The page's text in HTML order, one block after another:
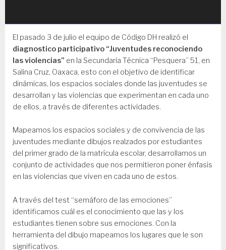
El pasado 3 de julio el equipo de Código DH realizó el
diagnostico participativo “Juventudes reconociendo
las violencias” en la Secundaria Técnica “Pesquera” 51, en
Salina Cruz, Oaxaca, esto con el objetivo de identificar
dinámicas, los espacios sociales donde las juventudes se
desarrollan y las violencias que experimentan en cada uno
de ellos, a través de diferentes actividades.
Mapeamos los espacios sociales y de convivencia de las
juventudes mediante dibujos realzados por estudiantes
del primer grado de la matrícula escolar, desarrollamos un
conjunto de actividades que nos permitieron poner énfasis
en las violencias que viven en cada uno de estos.
A través del test “semáforo de las emociones”
identificamos cuál es el conocimiento que las y los
estudiantes tienen sobre sus emociones. Con la
herramienta del dibujo mapeamos los lugares que le son
significativos.